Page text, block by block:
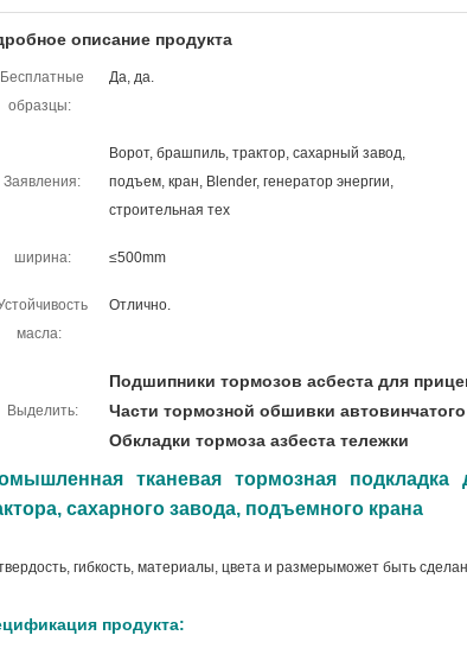
описание продукта
Бесплатные
образцы:
Да, да.
Заявления:
Ворот, брашпиль, трактор, сахарный завод,
подъем, кран, Blender, генератор энергии,
строительная тех
ширина: ≤500mm
масла:
Отлично.
Выделить:
Подшипники тормозов асбеста для
Части тормозной обшивки
Обкладки тормоза азбеста тележки
тканевая тормозная подкладка
сахарного завода, подъемного крана
гибкость, материалы, цвета и размерыможет быть
продукта: